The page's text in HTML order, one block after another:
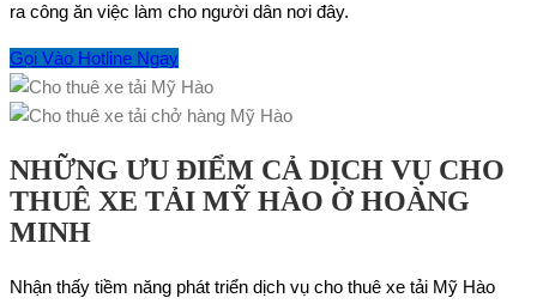
ra công ăn việc làm cho người dân nơi đây.
Gọi Vào Hotline Ngay
NHỮNG ƯU ĐIỂM CẢ DỊCH VỤ CHO
THUÊ XE TẢI MỸ HÀO Ở HOÀNG
MINH
Nhận thấy tiềm năng phát triển dịch vụ cho thuê xe tải Mỹ Hào